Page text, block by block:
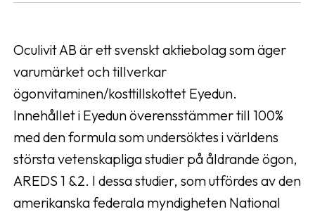
Oculivit AB är ett svenskt aktiebolag som äger
varumärket och tillverkar
ögonvitaminen/kosttillskottet Eyedun.
Innehållet i Eyedun överensstämmer till 100%
med den formula som undersöktes i världens
största vetenskapliga studier på åldrande ögon,
AREDS 1 &2. I dessa studier, som utfördes av den
amerikanska federala myndigheten National